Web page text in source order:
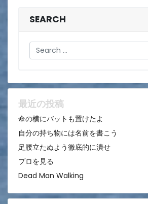
ョ
ン
SEARCH
Search
最近の投稿
傘の横にバットも置けたよ
自分の持ち物には名前を書こう
足腰立たぬよう徹底的に潰せ
プロを見る
Dead Man Walking